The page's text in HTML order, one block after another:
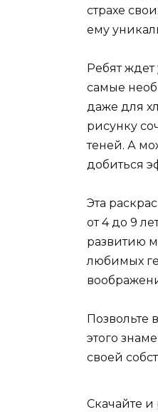
страхе
ему
Ребят
самые
даже для
рисунку
теней. А
добиться
Эта
от 4 до 9
развитию
любимых
Позвольте
этого
своей
Скачайте и